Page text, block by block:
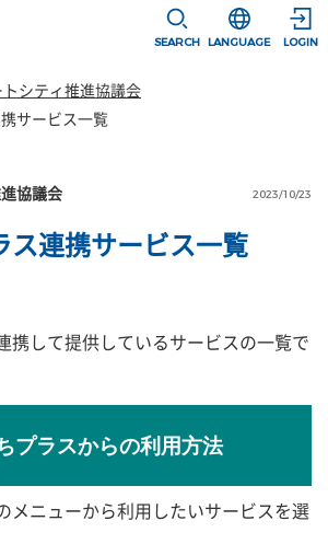
SEARCH
選択すると言
LANGUAGE LOGIN
シティ推進協議会
サービス一覧
協議会 2023/10/23
ス連携サービス一覧
携して提供しているサービスの一覧で
プラスからの利用方法
メニューから利用したいサービスを選